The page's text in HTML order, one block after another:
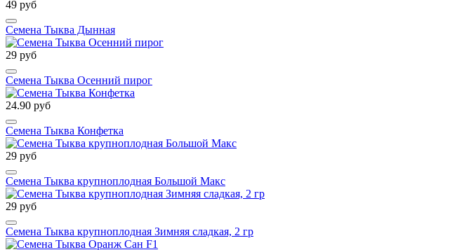
49 руб
Семена Тыква Дынная
29 руб
Семена Тыква Осенний пирог
24.90 руб
Семена Тыква Конфетка
29 руб
Семена Тыква крупноплодная Большой Макс
29 руб
Семена Тыква крупноплодная Зимняя сладкая, 2 гр